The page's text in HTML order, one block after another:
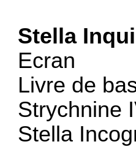
Stella
Ecran
Livre de
Strychnine
Stella